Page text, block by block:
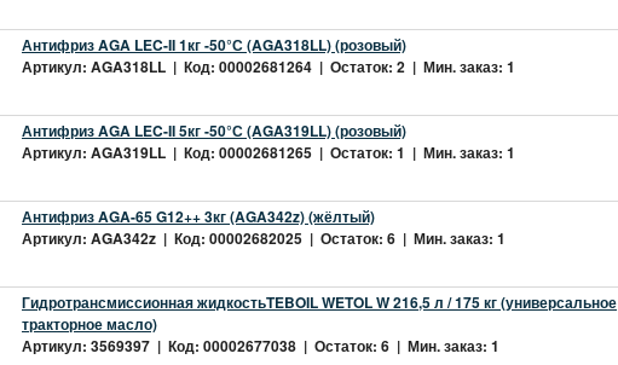
Антифриз AGA LEC-II 1кг -50°С (AGA318LL) (розовый)
Артикул: AGA318LL | Код: 00002681264 | Остаток: 2 | Мин. заказ: 1
Антифриз AGA LEC-II 5кг -50°С (AGA319LL) (розовый)
Артикул: AGA319LL | Код: 00002681265 | Остаток: 1 | Мин. заказ: 1
Антифриз AGA-65 G12++ 3кг (AGA342z) (жёлтый)
Артикул: AGA342z | Код: 00002682025 | Остаток: 6 | Мин. заказ: 1
Гидротрансмиссионная жидкостьTEBOIL WETOL W 216,5 л / 175 кг (универсальное
тракторное масло)
Артикул: 3569397 | Код: 00002677038 | Остаток: 6 | Мин. заказ: 1